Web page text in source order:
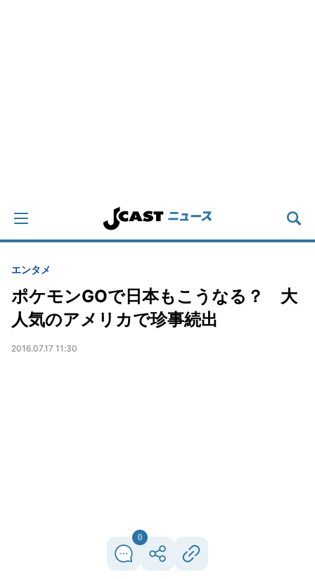
エンタメ
ポケモンGOで日本もこうなる？ 大
人気のアメリカで珍事続出
2016.07.17 11:30
0